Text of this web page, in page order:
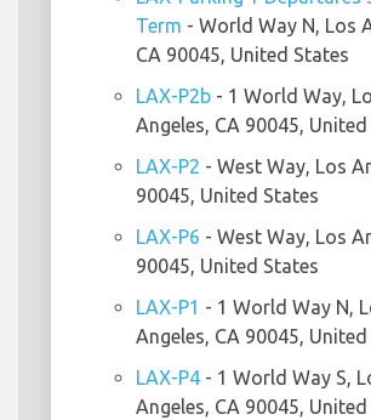
Term - World Way N, Los
CA 90045, United States
LAX-P2b - 1 World Way,
Angeles, CA 90045,
LAX-P2 - West Way, Los
90045, United States
LAX-P6 - West Way, Los
90045, United States
LAX-P1 - 1 World Way N,
Angeles, CA 90045,
LAX-P4 - 1 World Way S,
Angeles, CA 90045,